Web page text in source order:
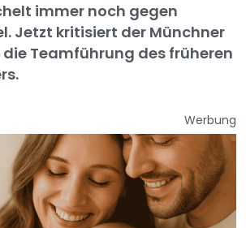
immer noch gegen
Jetzt kritisiert der Münchner
Teamführung des früheren
Werbung